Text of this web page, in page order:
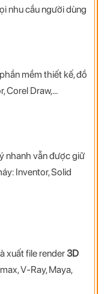
nhu cầu người dùng
mềm thiết kế, đồ
Corel Draw,...
nhanh vẫn được giữ
Inventor, Solid
xuất file render3D
V-Ray, Maya,